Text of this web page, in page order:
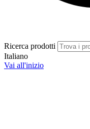
Ricerca prodotti
Italiano
Vai all'inizio